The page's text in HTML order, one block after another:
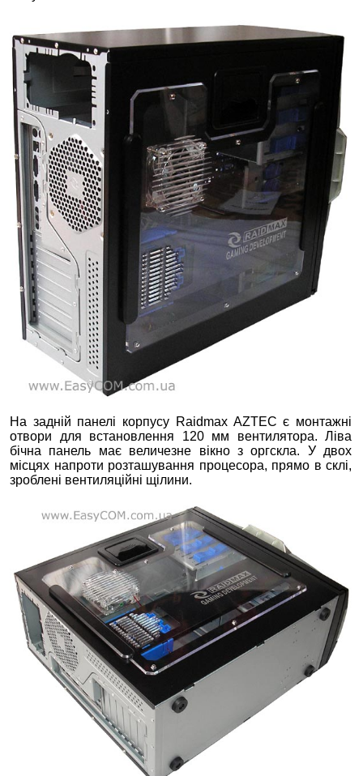
На задній панелі корпусу Raidmax AZTEC є монтажні
отвори для встановлення 120 мм вентилятора. Ліва
бічна панель має величезне вікно з оргскла. У двох
місцях напроти розташування процесора, прямо в склі,
зроблені вентиляційні щілини.